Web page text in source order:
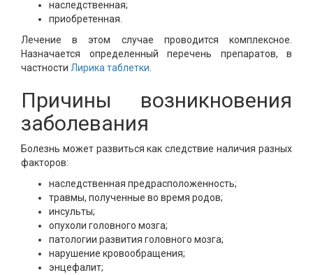
наследственная;
приобретенная.
Лечение в этом случае проводится комплексное.
Назначается определенный перечень препаратов, в
частности Лирика таблетки
Причины возникновения
заболевания
Болезнь может развиться как следствие наличия разных
факторов:
наследственная предрасположенность;
травмы, полученные во время родов;
инсульты;
опухоли головного мозга;
патологии развития головного мозга;
нарушение кровообращения;
энцефалит;